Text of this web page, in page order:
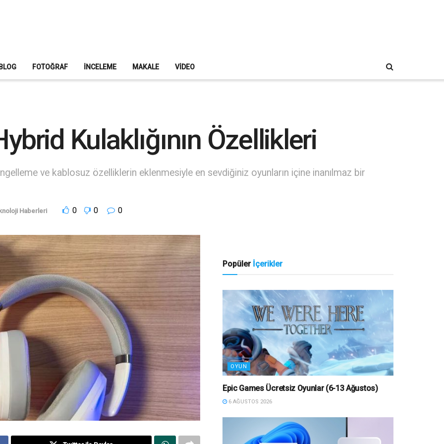
FOTOĞRAF İNCELEME MAKALE VIDEO
Kulaklığının Özellikleri
ve kablosuz özelliklerin eklenmesiyle en sevdiğiniz oyunların içine inanılmaz bir
Haberleri 0 0 0
Popüler İçerikler
OYUN
Epic Games Ücretsiz Oyunlar (6-13 Ağustos)
6 AĞUSTOS 2026